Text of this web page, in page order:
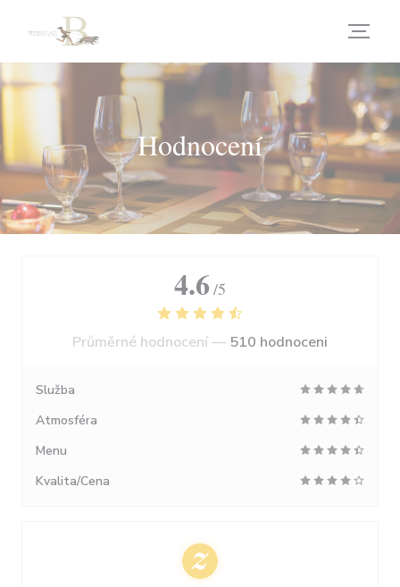
Hodnocení
4.6 /5
Průměrné hodnocení — 510 hodnoceni
Služba
Atmosféra
Menu
Kvalita/Cena